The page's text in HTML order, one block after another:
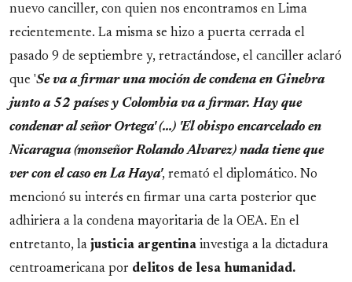
nuevo canciller, con quien nos encontramos en Lima
recientemente. La misma se hizo a puerta cerrada el
pasado 9 de septiembre y, retractándose, el canciller aclaró
que 'Se va a firmar una moción de condena en Ginebra
junto a 52 países y Colombia va a firmar. Hay que
condenar al señor Ortega' (...) 'El obispo encarcelado en
Nicaragua (monseñor Rolando Alvarez) nada tiene que
ver con el caso en La Haya', remató el diplomático. No
mencionó su interés en firmar una carta posterior que
adhiriera a la condena mayoritaria de la OEA. En el
entretanto, la justicia argentina investiga a la dictadura
centroamericana por delitos de lesa humanidad.